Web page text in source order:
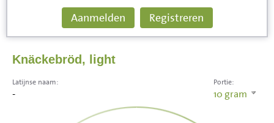
Aanmelden Registreren
Knäckebröd, light
Portie:
10 gram
Latijnse naam:
-